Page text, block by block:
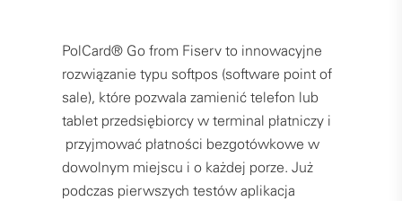
PolCard® Go from Fiserv to innowacyjne
rozwiązanie typu softpos (software point of
sale), które pozwala zamienić telefon lub
tablet przedsiębiorcy w terminal płatniczy i
przyjmować płatności bezgotówkowe w
dowolnym miejscu i o każdej porze. Już
podczas pierwszych testów aplikacja